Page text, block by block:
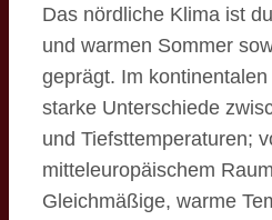
Das nördliche Klima ist
und warmen Sommer
geprägt. Im
starke Unterschiede
und Tiefsttemperaturen;
mitteleuropäischem
Gleichmäßige, warme